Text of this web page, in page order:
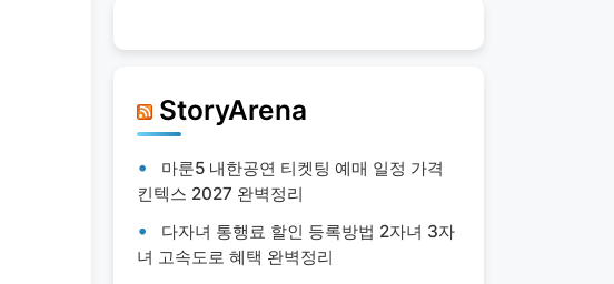
StoryArena
마룬5 내한공연 티켓팅 예매 일정 가격
킨텍스 2027 완벽정리
다자녀 통행료 할인 등록방법 2자녀 3자
녀 고속도로 혜택 완벽정리